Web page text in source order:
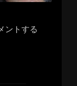
ントする